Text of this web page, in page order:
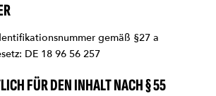
gemäß §27 a
DE 18 96 56 257
FÜR DEN INHALT NACH § 55